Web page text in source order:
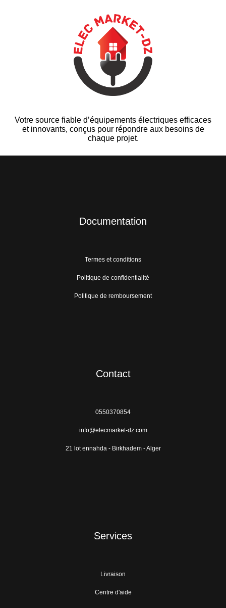
Votre source fiable d’équipements électriques efficaces
et innovants, conçus pour répondre aux besoins de
chaque projet.
Documentation
Termes et conditions
Politique de confidentialité
Politique de remboursement
Contact
0550370854
info@elecmarket-dz.com
21 lot ennahda - Birkhadem - Alger
Services
Livraison
Centre d'aide